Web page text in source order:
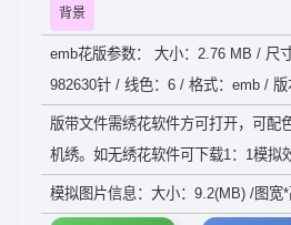
背景
emb花版参数： 大小：2.76 MB / 尺
982630针 / 线色：6 / 格式：emb / 版
版带文件需绣花软件方可打开，可配
机绣。如无绣花软件可下载1：1模拟
模拟图片信息：大小：9.2(MB) /图宽